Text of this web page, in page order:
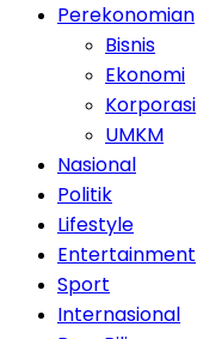
Perekonomian
Bisnis
Ekonomi
Korporasi
UMKM
Nasional
Politik
Lifestyle
Entertainment
Sport
Internasional